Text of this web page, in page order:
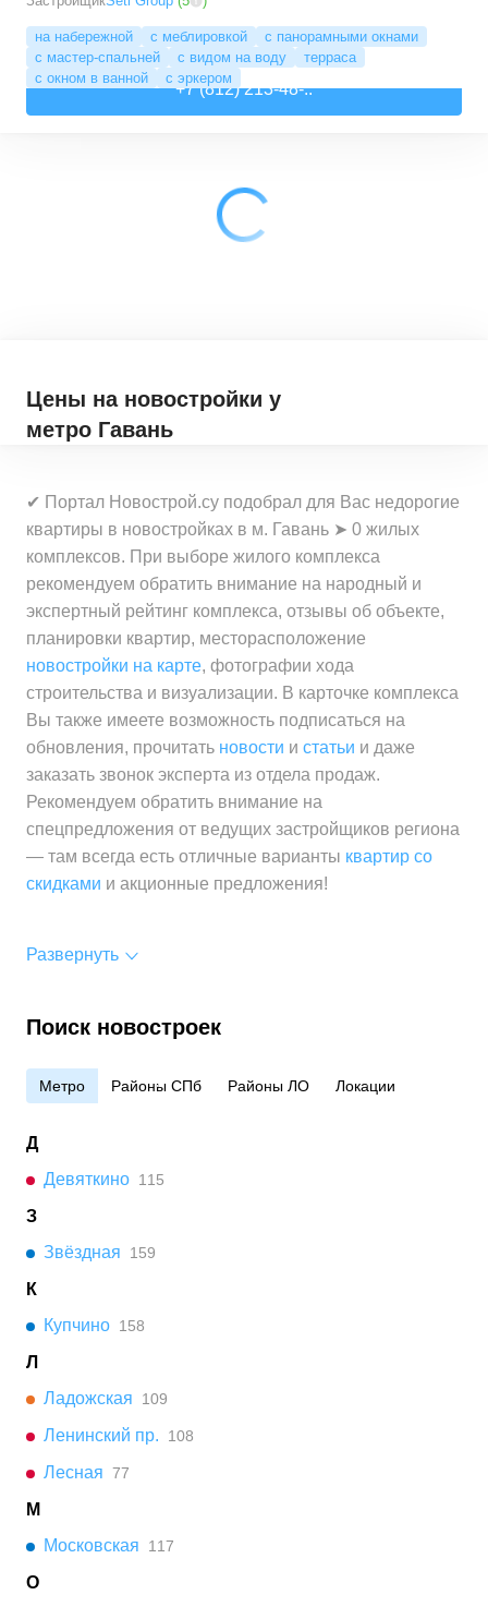
на набережной с меблировкой
с панорамными окнами
с мастер-спальней
с видом на воду
терраса
с окном в ванной
с эркером
+7 (812) 213-48-..
Цены на новостройки у
метро Гавань
✔ Портал Новострой.су подобрал для Вас недорогие
квартиры в новостройках в м. Гавань ➤ 0 жилых
комплексов. При выборе жилого комплекса
рекомендуем обратить внимание на народный и
экспертный рейтинг комплекса, отзывы об объекте,
планировки квартир, месторасположение
новостройки на карте, фотографии хода
строительства и визуализации. В карточке комплекса
Вы также имеете возможность подписаться на
обновления, прочитать новости и статьи и даже
заказать звонок эксперта из отдела продаж.
Рекомендуем обратить внимание на
спецпредложения от ведущих застройщиков региона
— там всегда есть отличные варианты квартир со
скидками и акционные предложения!
Развернуть
Поиск новостроек
Метро Районы СПб Районы ЛО Локации
Д
Девяткино 115
З
Звёздная
159
К
Купчино 158
Л
Ладожская
109
Ленинский пр. 108
Лесная 77
М
Московская
117
О